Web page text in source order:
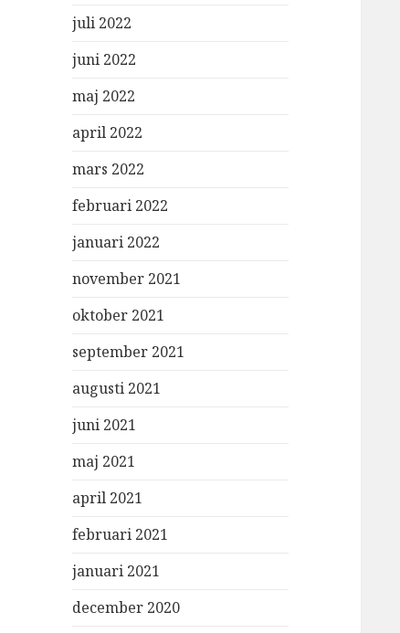
juli 2022
juni 2022
maj 2022
april 2022
mars 2022
februari 2022
januari 2022
november 2021
oktober 2021
september 2021
augusti 2021
juni 2021
maj 2021
april 2021
februari 2021
januari 2021
december 2020